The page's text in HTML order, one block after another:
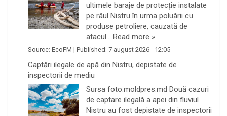
ultimele baraje de protecție instalate
pe râul Nistru în urma poluării cu
produse petroliere, cauzată de
atacul… Read more »
Source: EcoFM | Published: 7 august 2026 - 12:05
Captări ilegale de apă din Nistru, depistate de
inspectorii de mediu
Sursa foto:moldpres.md Două cazuri
de captare ilegală a apei din fluviul
Nistru au fost depistate de inspectorii